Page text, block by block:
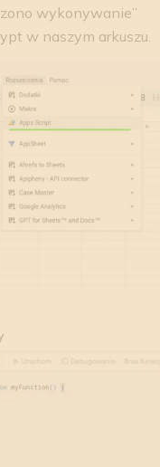
wykonywanie”
w naszym arkuszu.